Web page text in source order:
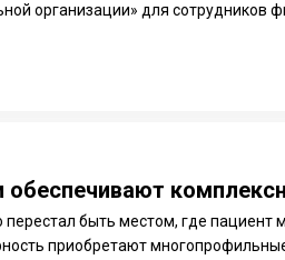
организации» для
быть местом, где пациент
приобретают